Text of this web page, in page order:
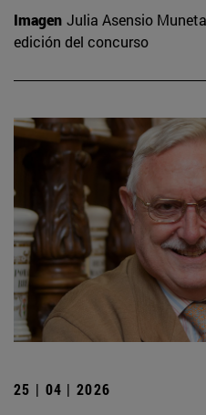
Imagen Julia Asensio
edición del concurso
25 | 04 | 2026